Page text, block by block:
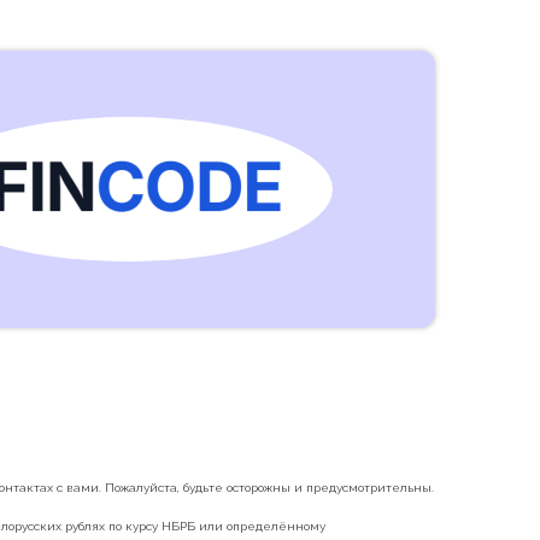
с вами. Пожалуйста, будьте осторожны и предусмотрительны.
рублях по курсу НБРБ или определённому